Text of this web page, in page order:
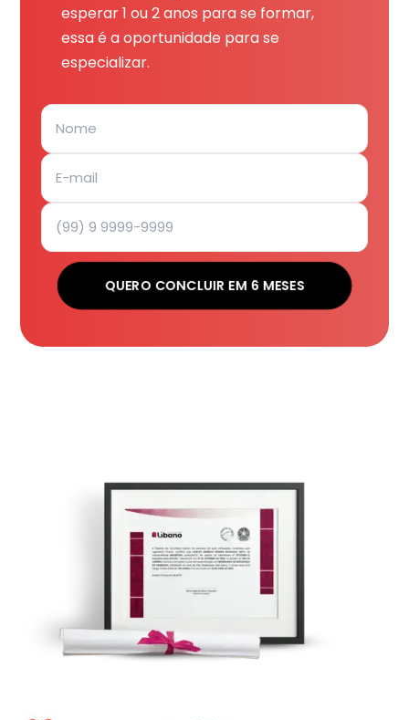
esperar 1 ou 2 anos para se formar,
essa é a oportunidade para se
especializar.
QUERO CONCLUIR EM 6 MESES